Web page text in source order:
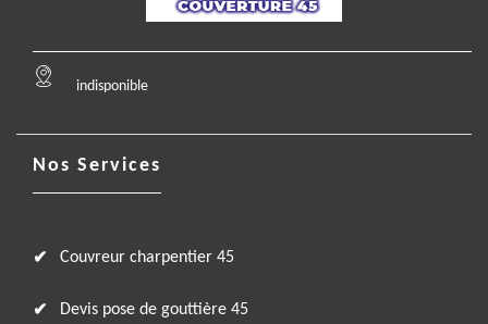
indisponible
Nos Services
Couvreur charpentier 45
Devis pose de gouttière 45